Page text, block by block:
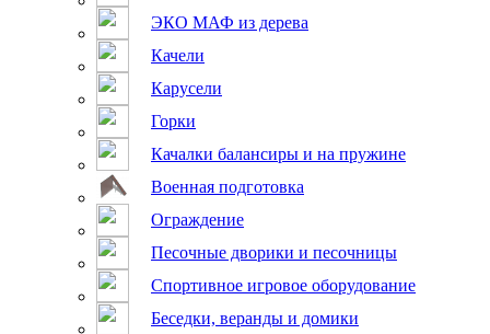
ЭКО МАФ из дерева
Качели
Карусели
Горки
Качалки балансиры и на пружине
Военная подготовка
Ограждение
Песочные дворики и песочницы
Спортивное игровое оборудование
Беседки, веранды и домики